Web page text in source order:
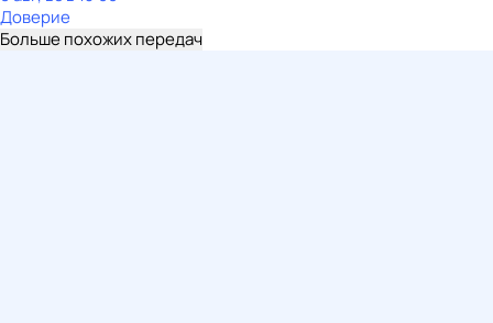
Доверие
Больше похожих передач